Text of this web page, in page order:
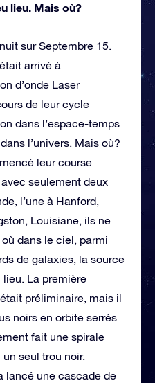
lieu. Mais où?
sur Septembre 15.
arrivé à
d’onde Laser
de leur cycle
dans l’espace-temps
l’univers. Mais où?
leur course
seulement deux
l’une à Hanford,
Louisiane, ils ne
dans le ciel, parmi
de galaxies, la source
La première
préliminaire, mais il
noirs en orbite serrés
fait une spirale
seul trou noir.
lancé une cascade de